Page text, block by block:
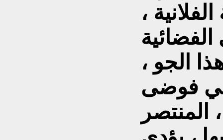
،
الجو ،
فوضى